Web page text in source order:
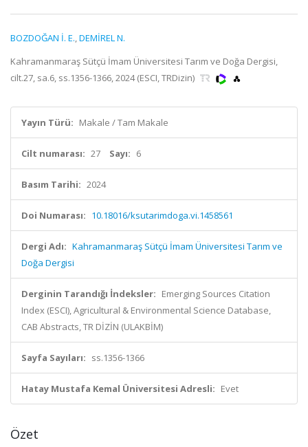
BOZDOĞAN İ. E.,DEMİREL N.
Kahramanmaraş Sütçü İmam Üniversitesi Tarım ve Doğa Dergisi,
cilt.27, sa.6, ss.1356-1366, 2024 (ESCI, TRDizin)
Yayın Türü: Makale / Tam Makale
Cilt numarası: 27 Sayı: 6
Basım Tarihi: 2024
Doi Numarası: 10.18016/ksutarimdoga.vi.1458561
Dergi Adı: Kahramanmaraş Sütçü İmam Üniversitesi Tarım ve
Doğa Dergisi
Derginin Tarandığı İndeksler: Emerging Sources Citation
Index (ESCI), Agricultural & Environmental Science Database,
CAB Abstracts, TR DİZİN (ULAKBİM)
Sayfa Sayıları: ss.1356-1366
Hatay Mustafa Kemal Üniversitesi Adresli: Evet
Özet